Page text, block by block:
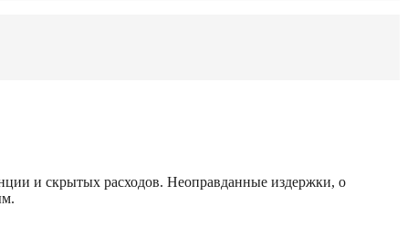
и скрытых расходов. Неоправданные издержки, о